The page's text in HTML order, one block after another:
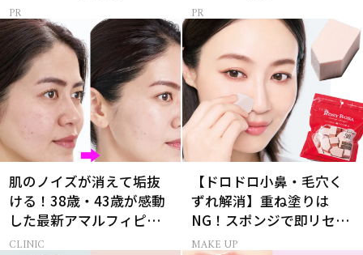
肌のノイズが消えて垢抜
ける！38歳・43歳が感動
した最新アマルフィピー
ル【美容医療】
CLINIC
【ドロドロ小鼻・毛穴く
ずれ解消】重ね塗りは
NG！スポンジで即リセッ
トするプロ技
MAKE UP